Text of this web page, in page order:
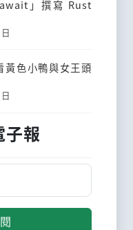
」撰寫 Rust
黃色小鴨與女王頭
子報